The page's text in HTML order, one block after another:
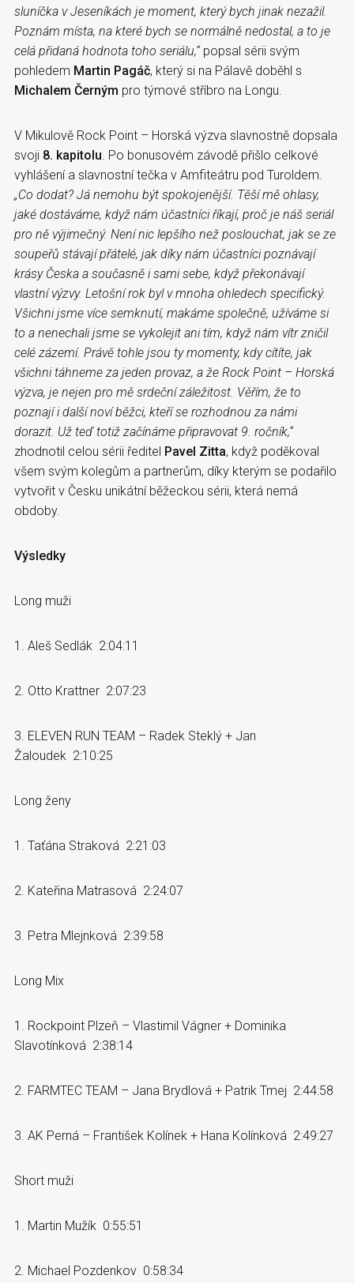
sluníčka v Jeseníkách je moment, který bych jinak nezažil.
Poznám místa, na které bych se normálně nedostal, a to je
celá přidaná hodnota toho seriálu,“popsal sérii svým
pohledem Martin Pagáč, který si na Pálavě doběhl s
Michalem Černým pro týmové stříbro na Longu.
V Mikulově Rock Point – Horská výzva slavnostně dopsala
svoji 8. kapitolu . Po bonusovém závodě přišlo celkové
vyhlášení a slavnostní tečka v Amfiteátru pod Turoldem.
„Co dodat? Já nemohu být spokojenější. Těší mě ohlasy,
jaké dostáváme, když nám účastníci říkají, proč je náš seriál
pro ně výjimečný. Není nic lepšího než poslouchat, jak se ze
soupeřů stávají přátelé, jak díky nám účastníci poznávají
krásy Česka a současně i sami sebe, když překonávají
vlastní výzvy. Letošní rok byl v mnoha ohledech specifický.
Všichni jsme více semknutí, makáme společně, užíváme si
to a nenechali jsme se vykolejit ani tím, když nám vítr zničil
celé zázemí. Právě tohle jsou ty momenty, kdy cítíte, jak
všichni táhneme za jeden provaz, a že Rock Point – Horská
výzva, je nejen pro mě srdeční záležitost. Věřím, že to
poznají i další noví běžci, kteří se rozhodnou za námi
dorazit. Už teď totiž začínáme připravovat 9. ročník,“
zhodnotil celou sérii ředitel Pavel Zitta, když poděkoval
všem svým kolegům a partnerům, díky kterým se podařilo
vytvořit v Česku unikátní běžeckou sérii, která nemá
obdoby.
Výsledky
Long muži
1. Aleš Sedlák 2:04:11
2. Otto Krattner 2:07:23
3. ELEVEN RUN TEAM – Radek Steklý + Jan
Žaloudek 2:10:25
Long ženy
1. Taťána Straková 2:21:03
2. Kateřina Matrasová 2:24:07
3. Petra Mlejnková 2:39:58
Long Mix
1. Rockpoint Plzeň – Vlastimil Vágner + Dominika
Slavotínková 2:38:14
2. FARMTEC TEAM – Jana Brydlová + Patrik Tmej 2:44:58
3. AK Perná – František Kolínek + Hana Kolínková 2:49:27
Short muži
1. Martin Mužík 0:55:51
2. Michael Pozdenkov 0:58:34